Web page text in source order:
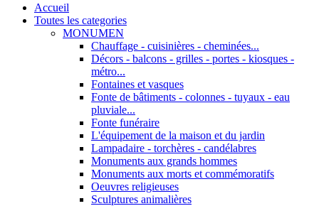
Accueil
Toutes les categories
MONUMEN
Chauffage - cuisinières - cheminées...
Décors - balcons - grilles - portes - kiosques -
métro...
Fontaines et vasques
Fonte de bâtiments - colonnes - tuyaux - eau
pluviale...
Fonte funéraire
L'équipement de la maison et du jardin
Lampadaire - torchères - candélabres
Monuments aux grands hommes
Monuments aux morts et commémoratifs
Oeuvres religieuses
Sculptures animalières